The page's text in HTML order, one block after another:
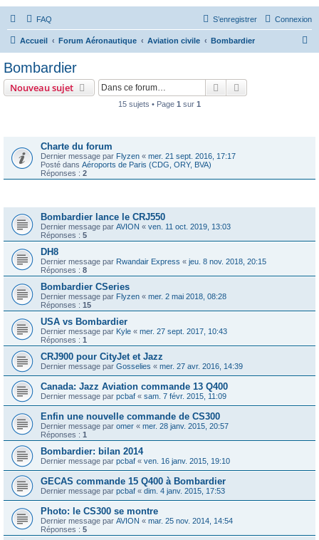
FAQ Connexion
S’enregistrer
Accueil Forum Aéronautique Aviation civile Bombardier
Bombardier
Nouveau sujet Rechercher
15 sujets • Page 1 sur 1
Charte du forum
Dernier message par Flyzen « mer. 21 sept. 2016, 17:17
Posté dans Aéroports de Paris (CDG, ORY, BVA)
Réponses : 2
Bombardier lance le CRJ550
Dernier message par AVION « ven. 11 oct. 2019, 13:03
Réponses : 5
DH8
Dernier message par Rwandair Express « jeu. 8 nov. 2018, 20:15
Réponses : 8
Bombardier CSeries
Dernier message par Flyzen « mer. 2 mai 2018, 08:28
Réponses : 15
USA vs Bombardier
Dernier message par Kyle « mer. 27 sept. 2017, 10:43
Réponses : 1
CRJ900 pour CityJet et Jazz
Dernier message par Gosselies « mer. 27 avr. 2016, 14:39
Canada: Jazz Aviation commande 13 Q400
Dernier message par pcbaf « sam. 7 févr. 2015, 11:09
Enfin une nouvelle commande de CS300
Dernier message par omer « mer. 28 janv. 2015, 20:57
Réponses : 1
Bombardier: bilan 2014
Dernier message par pcbaf « ven. 16 janv. 2015, 19:10
GECAS commande 15 Q400 à Bombardier
Dernier message par pcbaf « dim. 4 janv. 2015, 17:53
Photo: le CS300 se montre
Dernier message par AVION « mar. 25 nov. 2014, 14:54
Réponses : 5